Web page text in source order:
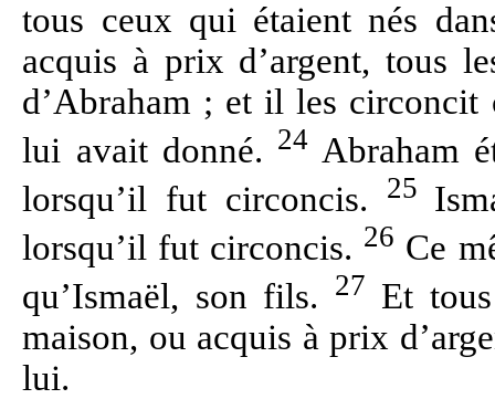
tous ceux qui étaient nés
acquis à prix d’argent, tous
d’Abraham ; et il les circoncit
lui avait donné. 24 Abraham
lorsqu’il fut circoncis.
25
lorsqu’il fut circoncis. 26 Ce
qu’Ismaël, son fils. 27 Et
maison, ou acquis à prix
lui.